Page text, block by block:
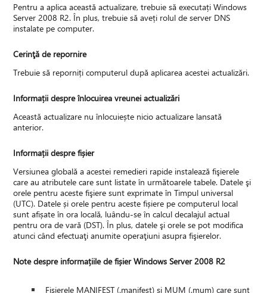
Pentru a aplica această actualizare, trebuie să executați Windows
Server 2008 R2. În plus, trebuie să aveți rolul de server DNS
instalate pe computer.
Cerinţă de repornire
Trebuie să reporniți computerul după aplicarea acestei actualizări.
Informații despre înlocuirea vreunei actualizări
Această actualizare nu înlocuiește nicio actualizare lansată
anterior.
Informații despre fișier
Versiunea globală a acestei remedieri rapide instalează fişierele
care au atributele care sunt listate în următoarele tabele. Datele şi
orele pentru aceste fişiere sunt exprimate în Timpul universal
(UTC). Datele și orele pentru aceste fișiere pe computerul local
sunt afișate în ora locală, luându-se în calcul decalajul actual
pentru ora de vară (DST). În plus, datele şi orele se pot modifica
atunci când efectuaţi anumite operaţiuni asupra fişierelor.
Note despre informațiile de fișier Windows Server 2008 R2
Fişierele MANIFEST (.manifest) și MUM (.mum) care sunt